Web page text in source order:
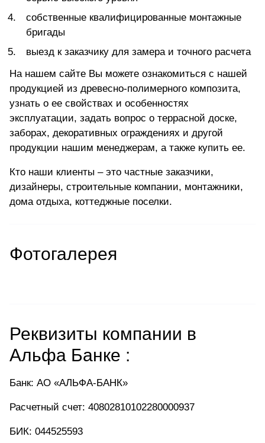
собственные квалифицированные монтажные
бригады
выезд к заказчику для замера и точного расчета
На нашем сайте Вы можете ознакомиться с нашей
продукцией из древесно-полимерного композита,
узнать о ее свойствах и особенностях
эксплуатации, задать вопрос о террасной доске,
заборах, декоративных ограждениях и другой
продукции нашим менеджерам, а также купить ее.
Кто наши клиенты – это частные заказчики,
дизайнеры, строительные компании, монтажники,
дома отдыха, коттеджные поселки.
Фотогалерея
Реквизиты компании в
Альфа Банке :
Банк: АО «АЛЬФА-БАНК»
Расчетный счет: 40802810102280000937
БИК: 044525593